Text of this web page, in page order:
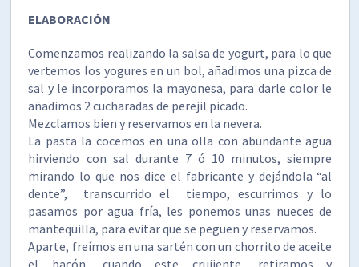
ELABORACIÓN
Comenzamos realizando la salsa de yogurt, para lo que
vertemos los yogures en un bol, añadimos una pizca de
sal y le incorporamos la mayonesa, para darle color le
añadimos 2 cucharadas de perejil picado.
Mezclamos bien y reservamos en la nevera.
La pasta la cocemos en una olla con abundante agua
hirviendo con sal durante 7 ó 10 minutos, siempre
mirando lo que nos dice el fabricante y dejándola “al
dente”, transcurrido el tiempo, escurrimos y lo
pasamos por agua fría, les ponemos unas nueces de
mantequilla, para evitar que se peguen y reservamos.
Aparte, freímos en una sartén con un chorrito de aceite
el bacón, cuando este crujiente, retiramos y